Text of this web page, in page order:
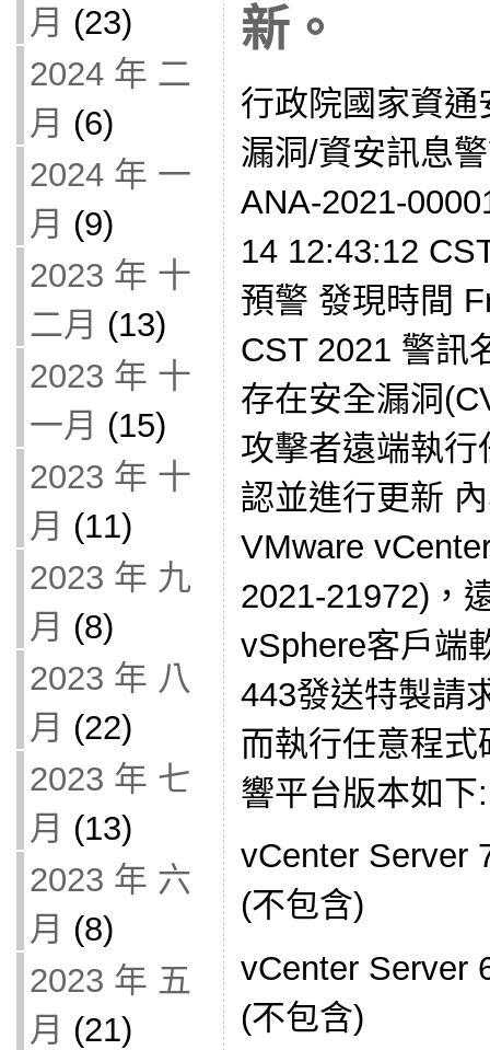
月 (23)
2024 年 二
月 (6)
2024 年 一
月 (9)
2023 年 十
二月 (13)
2023 年 十
一月 (15)
2023 年 十
月 (11)
2023 年 九
月 (8)
2023 年 八
月 (22)
2023 年 七
月 (13)
2023 年 六
月 (8)
2023 年 五
月 (21)
新。
行政院國家資
漏洞/資安訊息
ANA-2021-
14 12:43:12
預警 發現時間
CST 2021 警訊
存在安全漏洞
攻擊者遠端執
認並進行更新
VMware
2021-21972)，
vSphere客戶端
443發送特製請
而執行任意程
響平台版本如下:
vCenter Server
(不包含)
vCenter Server
(不包含)